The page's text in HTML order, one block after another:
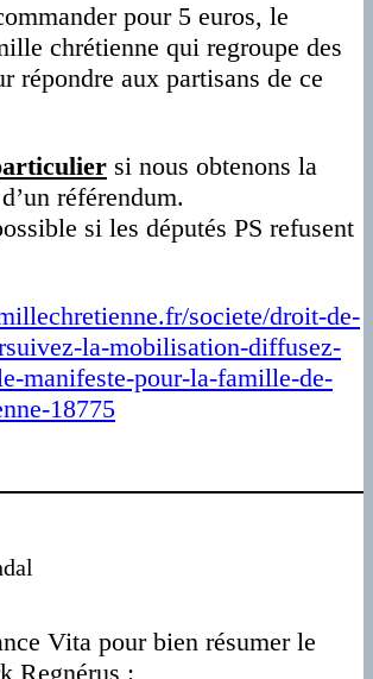
pour 5 euros, le
chrétienne qui regroupe des
répondre aux partisans de ce
si nous obtenons la
référendum.
si les députés PS refusent
societe/droit-de-
la-mobilisation-diffusez-
manifeste-pour-la-famille-de-
18775
Vita pour bien résumer le
Regnérus :